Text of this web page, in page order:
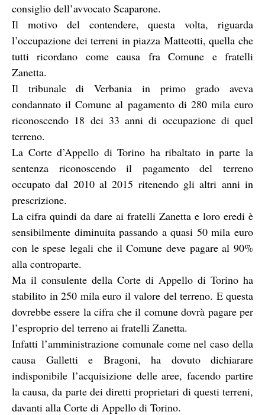
consiglio dell’avvocato Scaparone.
Il motivo del contendere, questa volta, riguarda
l’occupazione dei terreni in piazza Matteotti, quella che
tutti ricordano come causa fra Comune e fratelli
Zanetta.
Il tribunale di Verbania in primo grado aveva
condannato il Comune al pagamento di 280 mila euro
riconoscendo 18 dei 33 anni di occupazione di quel
terreno.
La Corte d’Appello di Torino ha ribaltato in parte la
sentenza riconoscendo il pagamento del terreno
occupato dal 2010 al 2015 ritenendo gli altri anni in
prescrizione.
La cifra quindi da dare ai fratelli Zanetta e loro eredi è
sensibilmente diminuita passando a quasi 50 mila euro
con le spese legali che il Comune deve pagare al 90%
alla controparte.
Ma il consulente della Corte di Appello di Torino ha
stabilito in 250 mila euro il valore del terreno. E questa
dovrebbe essere la cifra che il comune dovrà pagare per
l’esproprio del terreno ai fratelli Zanetta.
Infatti l’amministrazione comunale come nel caso della
causa Galletti e Bragoni, ha dovuto dichiarare
indisponibile l’acquisizione delle aree, facendo partire
la causa, da parte dei diretti proprietari di questi terreni,
davanti alla Corte di Appello di Torino.